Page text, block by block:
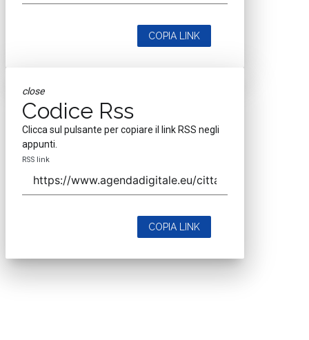
COPIA LINK
close
Codice Rss
Clicca sul pulsante per copiare il link RSS negli
appunti.
RSS link
COPIA LINK